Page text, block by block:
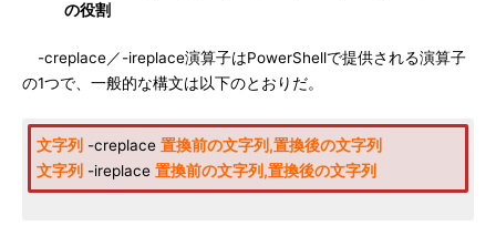
の役割
-creplace／-ireplace演算子はPowerShellで提供される演算子
の1つで、一般的な構文は以下のとおりだ。
文字列 -creplace 置換前の文字列,置換後の文字列
文字列 -ireplace 置換前の文字列,置換後の文字列